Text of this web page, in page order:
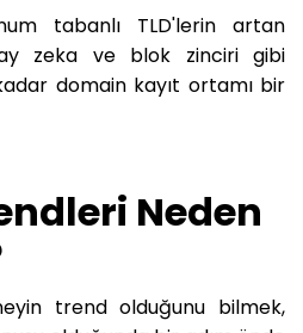
tabanlı TLD'lerin artan
zeka ve blok zinciri gibi
domain kayıt ortamı bir
Neden
trend olduğunu bilmek,